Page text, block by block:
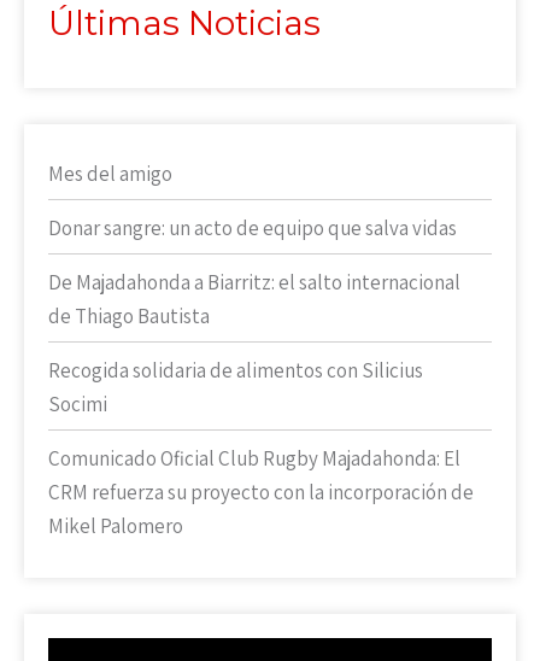
Últimas Noticias
Mes del amigo
Donar sangre: un acto de equipo que salva vidas
De Majadahonda a Biarritz: el salto internacional
de Thiago Bautista
Recogida solidaria de alimentos con Silicius
Socimi
Comunicado Oficial Club Rugby Majadahonda: El
CRM refuerza su proyecto con la incorporación de
Mikel Palomero